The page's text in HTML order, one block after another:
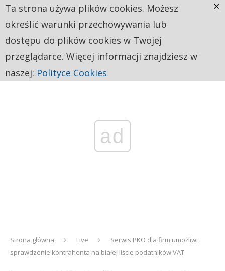
ad
Strona główna Live
Serwis PKO dla firm umożliwi
sprawdzenie kontrahenta na białej liście podatników VAT
Ta strona używa plików cookies. Możesz
określić warunki przechowywania lub
dostępu do plików cookies w Twojej
przeglądarce. Więcej informacji znajdziesz w
naszej: Polityce Cookies
×